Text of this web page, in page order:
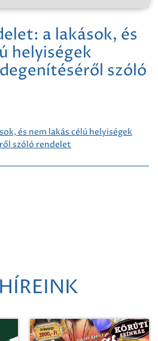
a lakások, és
helyiségek
szóló
és nem lakás célú helyiségek
szóló rendelet